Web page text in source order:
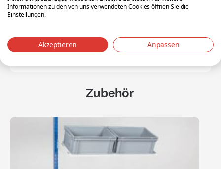
Lagerplätzen, Eurobehältern, Schienen, Regalen und
Schlitzplatten
Incl 4 Regal offen 850x350mm
und 8 euronorm transport- und lagerbehälter
Zubehör
Informationen zu den von uns verwendeten Cookies öffnen Sie die
Einstellungen.
Akzeptieren Anpassen